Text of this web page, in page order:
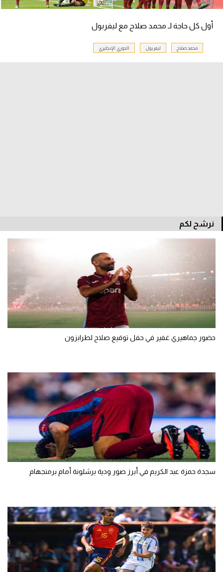
أمم إفريقيا
أمريكا
أقسام خاصة
Gamers
تحقيق في الجول
تحليل في الجول
حكايات في الجول
كويز في الجول
فيديو في الجول
أول كل حاجة لـ محمد صلاح مع ليفربول
محمد صلاح ليفربول الدوري الإنجليزي
نرشح لكم
حضور جماهيري غفير في حفل توقيع صلاح لطرابزون
سجدة حمزة عبد الكريم في أبرز صور ودية برشلونة أمام برمنجهام